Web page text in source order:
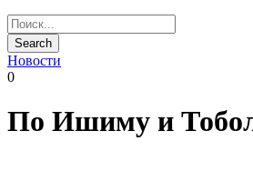
Новости
0
По Ишиму и